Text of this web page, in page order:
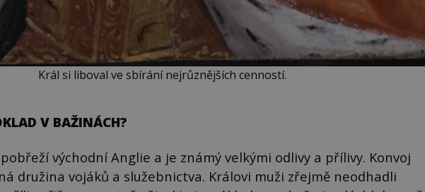
Král si liboval ve sbírání nejrůznějších cenností.
V BAŽINÁCH?
východní Anglie a je známý velkými odlivy a přílivy. Konvoj
družina vojáků a služebnictva. Královi muži zřejmě neodhadli